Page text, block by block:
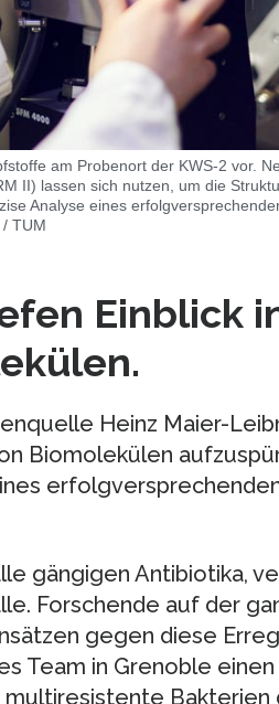
am Probenort der KWS-2 vor.
II) lassen sich nutzen, um die
Analyse eines
TUM
Einblick
Heinz Maier-
Biomolekülen
gängigen Antibiotika,
Forschende auf der
gegen diese
Team in Grenoble einen
multiresistente Bakterien